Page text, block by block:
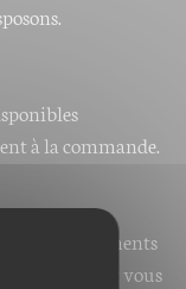
à la commande.
les paiements
vous